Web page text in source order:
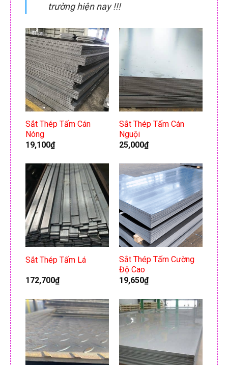
trường hiện nay !!!
Sắt Thép Tấm Cán
Nóng
19,100₫
Sắt Thép Tấm Cán
Nguội
25,000₫
Sắt Thép Tấm Lá
172,700₫
Sắt Thép Tấm Cường
Độ Cao
19,650₫